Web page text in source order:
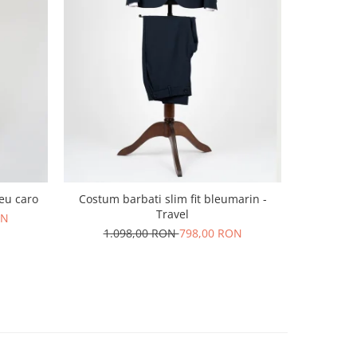
caro
Costum barbati slim fit bleumarin -
Travel
1.098,00 RON798,00 RON